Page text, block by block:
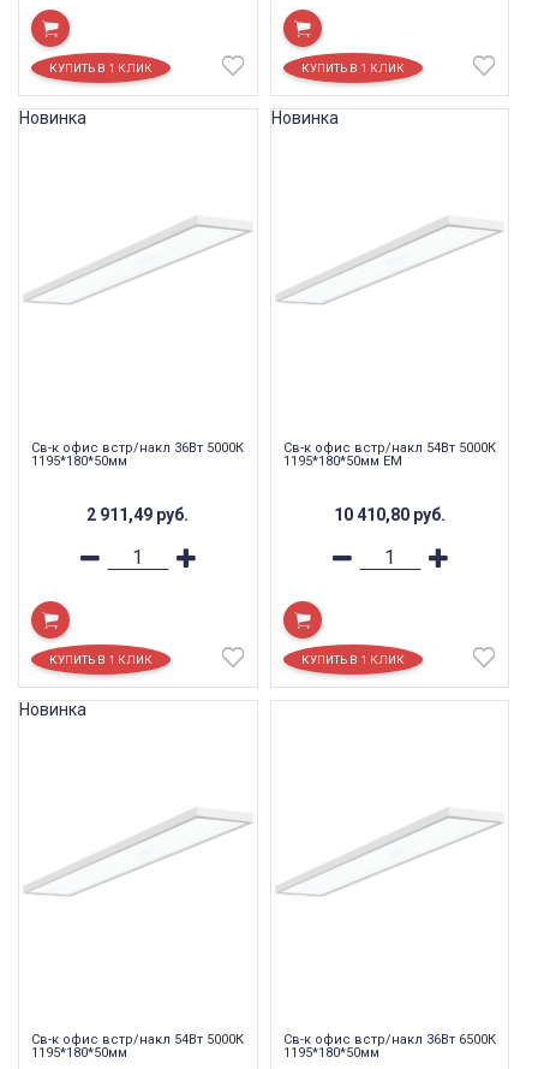
Св-к офис встр/накл 36Вт 5000К
1195*180*50мм
2 911,49 руб.
Новинка
Св-к офис встр/накл 54Вт 5000К
1195*180*50мм EM
10 410,80 руб.
Новинка
Св-к офис встр/накл 54Вт 5000К
1195*180*50мм
Новинка
Св-к офис встр/накл 36Вт 6500К
1195*180*50мм